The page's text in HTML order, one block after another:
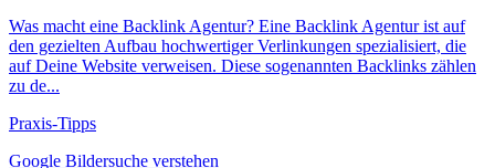
Was macht eine Backlink Agentur? Eine Backlink Agentur ist auf
den gezielten Aufbau hochwertiger Verlinkungen spezialisiert, die
auf Deine Website verweisen. Diese sogenannten Backlinks zählen
zu de...
Praxis-Tipps
Google Bildersuche verstehen